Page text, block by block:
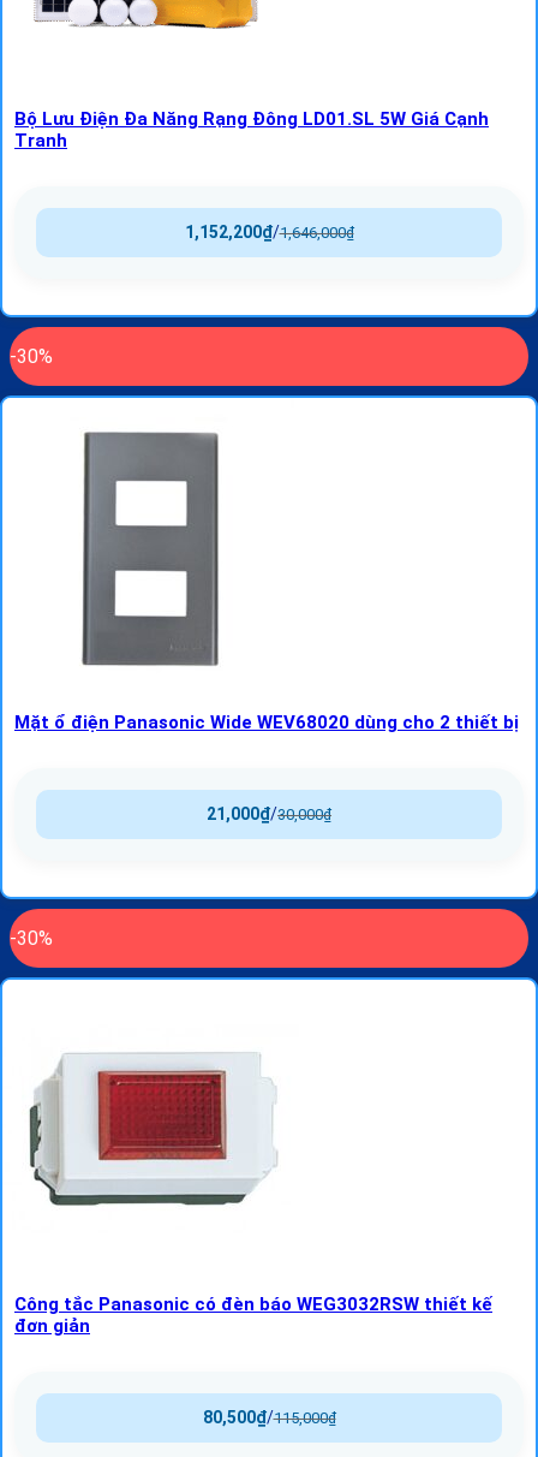
Bộ Lưu Điện Đa Năng Rạng Đông LD01.SL 5W Giá Cạnh
Tranh
1,646,000₫
/
1,152,200₫
-30%
Mặt ổ điện Panasonic Wide WEV68020 dùng cho 2 thiết bị
30,000₫
/
21,000₫
-30%
Công tắc Panasonic có đèn báo WEG3032RSW thiết kế
đơn giản
115,000₫
/
80,500₫